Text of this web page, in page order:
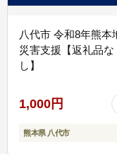
八代市 令和8年熊本
災害支援【返礼品な
し】
1,000円
熊本県 八代市